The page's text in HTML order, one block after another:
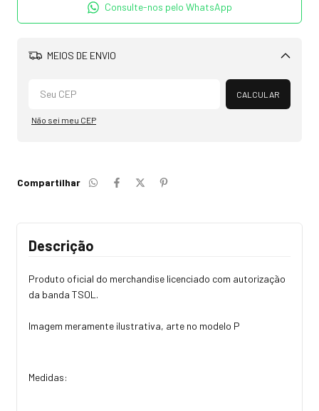
Consulte-nos pelo WhatsApp
MEIOS DE ENVIO
Alterar CEP
CALCULAR
Não sei meu CEP
Compartilhar
Descrição
Produto oficial do merchandise licenciado com autorização
da banda TSOL.
Imagem meramente ilustrativa, arte no modelo P
Medidas: